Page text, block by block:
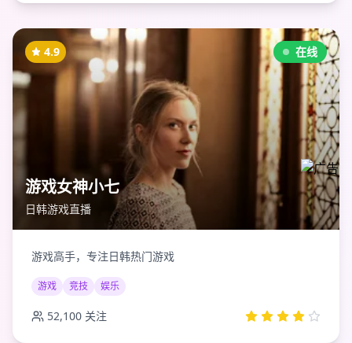
在线
4.9
游戏女神小七
日韩游戏直播
游戏高手，专注日韩热门游戏
游戏 竞技 娱乐
52,100 关注